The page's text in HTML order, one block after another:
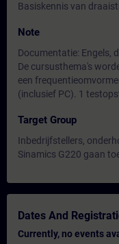
Basiskennis van
Note
Documentatie: Engels,
De cursusthema's
een
(inclusief PC). 1
Target Group
Inbedrijfstellers,
Sinamics G220 gaan
Dates And
Currently, no events